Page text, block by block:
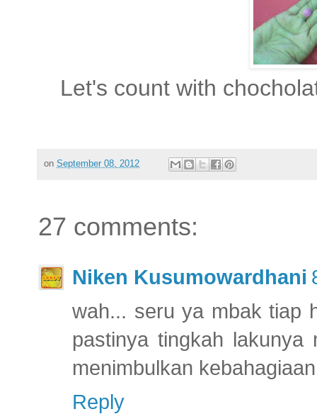
Let's count with
on September 08, 2012
27 comments:
Niken Kusumowardhani
wah... seru ya mbak tiap
pastinya tingkah lakunya
menimbulkan
Reply